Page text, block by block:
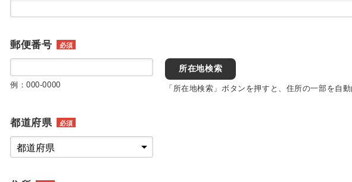
郵便番号 必須
例：000-0000
所在地検索
「所在地検索」ボタンを押すと、住所の一部を自動
都道府県 必須